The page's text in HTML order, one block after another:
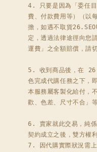
4. 只要是因為「委任目
費、付款費用等）（
擔，如遇不取貨
定，透過法律途徑向您
運費」之全額賠償，請
5. 收到商品後，在
色完成代購任務之下，
本服務屬客製化給付，
歡、色差、尺寸不合」
6. 賣家就此交易，純係
契約成立之後，雙方權
7. 因代購實際狀況需上